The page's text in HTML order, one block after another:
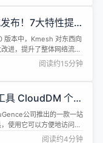
省了大量的搜索和筛选时
布！7大特性提
率和安全性
版本中，Kmesh 对东西向
进，提升了整体网络流量
文分享自华为云社区
稳定易用的高性能
作者：云容器大未来。
我们对 Kme...
阅读约15分钟
具 CloudDM 个人
适配达梦数据库
公司推出的一款一站
使用它可以方便地访问和
、阿里云
阅读约4分钟